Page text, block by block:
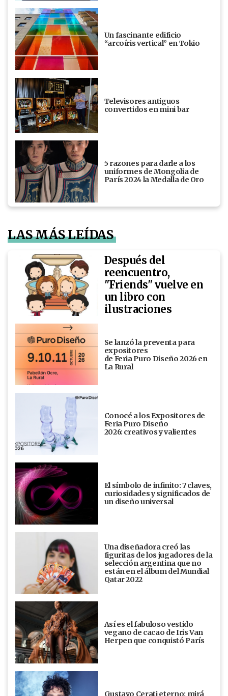
Un fascinante edificio
“arcoíris vertical” en Tokio
Televisores antiguos
convertidos en mini bar
5 razones para darle a los
uniformes de Mongolia de
París 2024 la Medalla de Oro
LAS MÁS LEÍDAS
Después del
reencuentro,
"Friends" vuelve en
un libro con
ilustraciones
Se lanzó la preventa para
expositores
de Feria Puro Diseño 2026 en
La Rural
Conocé a los Expositores de
Feria Puro Diseño
2026: creativos y valientes
El símbolo de infinito: 7 claves,
curiosidades y significados de
un diseño universal
Una diseñadora creó las
figuritas de los jugadores de la
selección argentina que no
están en el álbum del Mundial
Qatar 2022
Así es el fabuloso vestido
vegano de cacao de Iris Van
Herpen que conquistó París
Gustavo Cerati eterno: mirá